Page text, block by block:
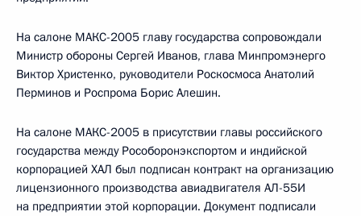
На салоне МАКС-2005 главу государства сопровождали
Министр обороны Сергей Иванов, глава Минпромэнерго
Виктор Христенко, руководители Роскосмоса Анатолий
Перминов и Роспрома Борис Алешин.
На салоне МАКС-2005 в присутствии главы российского
государства между Рособоронэкспортом и индийской
корпорацией ХАЛ был подписан контракт на организацию
лицензионного производства авиадвигателя АЛ-55И
на предприятии этой корпорации. Документ подписали